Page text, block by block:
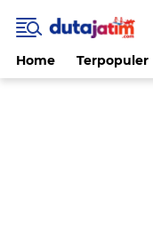
Home Terpopuler